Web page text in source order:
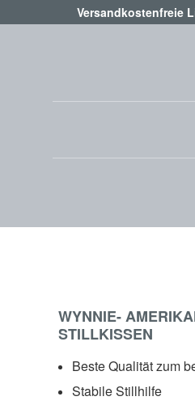
Versandkostenfreie
WYNNIE-
STILLKISSEN
Beste Qualität zum
Stabile Stillhilfe